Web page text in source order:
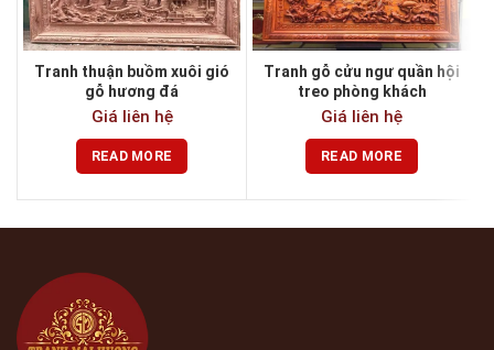
Tranh thuận buồm xuôi gió
gỗ hương đá
Giá liên hệ
READ MORE
Tranh gỗ cửu ngư quần hội
treo phòng khách
Giá liên hệ
READ MORE